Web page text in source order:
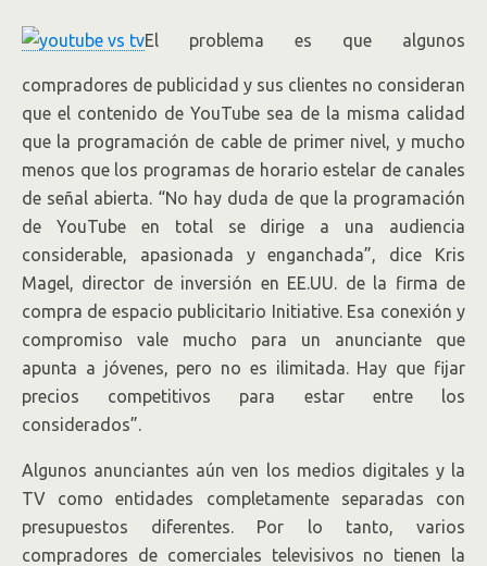
El problema es que algunos
compradores de publicidad y sus clientes no consideran
que el contenido de YouTube sea de la misma calidad
que la programación de cable de primer nivel, y mucho
menos que los programas de horario estelar de canales
de señal abierta. “No hay duda de que la programación
de YouTube en total se dirige a una audiencia
considerable, apasionada y enganchada”, dice Kris
Magel, director de inversión en EE.UU. de la firma de
compra de espacio publicitario Initiative. Esa conexión y
compromiso vale mucho para un anunciante que
apunta a jóvenes, pero no es ilimitada. Hay que fijar
precios competitivos para estar entre los
considerados”.
Algunos anunciantes aún ven los medios digitales y la
TV como entidades completamente separadas con
presupuestos diferentes. Por lo tanto, varios
compradores de comerciales televisivos no tienen la